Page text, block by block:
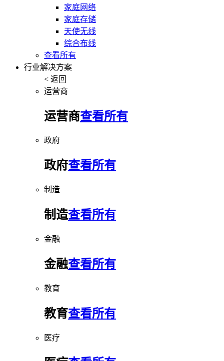
家庭网络
家庭存储
天使无线
综合布线
查看所有
行业解决方案
< 返回
运营商
运营商查看所有
政府
政府查看所有
制造
制造查看所有
金融
金融查看所有
教育
教育查看所有
医疗